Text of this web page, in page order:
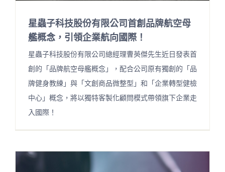
星蟲子科技股份有限公司首創品牌航空母
艦概念，引領企業航向國際！
星蟲子科技股份有限公司總經理曹英傑先生近日發表首
創的「品牌航空母艦概念」，配合公司原有獨創的「品
牌健身教練」與「文創商品微整型」和「企業轉型健檢
中心」概念，將以獨特客製化顧問模式帶領旗下企業走
入國際！